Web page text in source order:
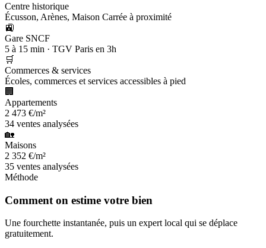
Centre historique
Écusson, Arènes, Maison Carrée à proximité
🚉
Gare SNCF
5 à 15 min · TGV Paris en 3h
🛒
Commerces & services
Écoles, commerces et services accessibles à pied
🏢
Appartements
2 473 €/m²
34 ventes analysées
🏡
Maisons
2 352 €/m²
35 ventes analysées
Méthode
Comment on estime votre bien
Une fourchette instantanée, puis un expert local qui se déplace
gratuitement.